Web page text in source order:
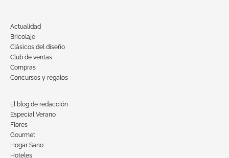
Actualidad
Bricolaje
Clásicos del diseño
Club de ventas
Compras
Concursos y regalos
El blog de redacción
Especial Verano
Flores
Gourmet
Hogar Sano
Hoteles